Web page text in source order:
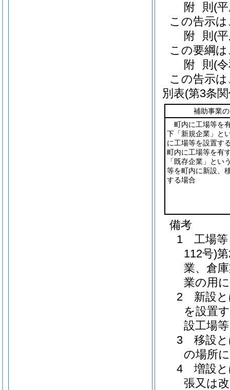
附 則 (
この告示
附 則 (
この要綱
附 則 (
この告示
別表(第3条
補助事業
町内に工場等を
下「新規企業」と
に工場等を設置す
町内に工場等を有
「既存企業」とい
等を町内に新設、
する場合
備考
1 工場等
112号)
業、倉
業の用
2 新設と
を設置
設工場
3 移設と
の場所
4 増設と
張又は